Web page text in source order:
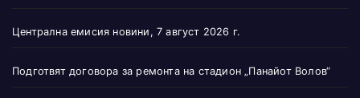
Централна емисия новини, 7 август 2026 г.
Подготвят договора за ремонта на стадион „Панайот Волов“